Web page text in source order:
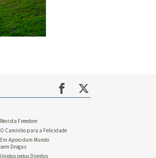
Revista Freedom
O Caminho para a Felicidade
Em Apoio dum Mundo
sem Drogas
Unidos pelos Direitos